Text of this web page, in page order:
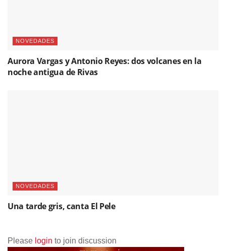
NOVEDADES
Aurora Vargas y Antonio Reyes: dos volcanes en la
noche antigua de Rivas
NOVEDADES
Una tarde gris, canta El Pele
Please login to join discussion